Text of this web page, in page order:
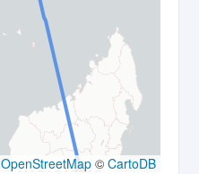
OpenStreetMap © CartoDB